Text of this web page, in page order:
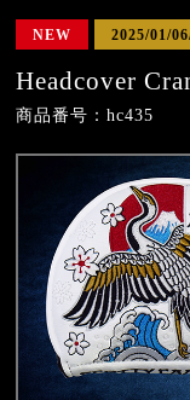
NEW 2025/01/
Headcover
商品番号：hc435